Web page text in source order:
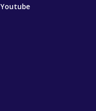
Youtube